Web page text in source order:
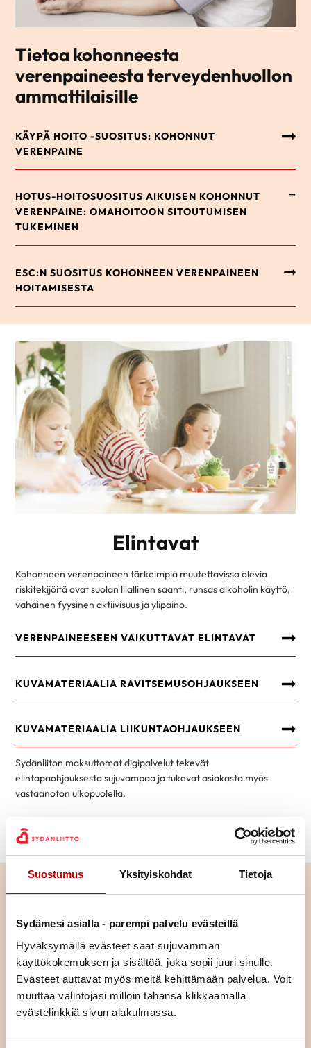
Suostumus Yksityiskohdat Tietoja
Sydämesi asialla - parempi palvelu evästeillä
Hyväksymällä evästeet saat sujuvamman
käyttökokemuksen ja sisältöä, joka sopii juuri sinulle.
Evästeet auttavat myös meitä kehittämään palvelua. Voit
muuttaa valintojasi milloin tahansa klikkaamalla
evästelinkkiä sivun alakulmassa.
Tietoa kohonneesta
verenpaineesta terveydenhuollon
ammattilaisille
KÄYPÄ HOITO -SUOSITUS: KOHONNUT
VERENPAINE
HOTUS-HOITOSUOSITUS AIKUISEN KOHONNUT
VERENPAINE: OMAHOITOON SITOUTUMISEN
TUKEMINEN
ESC:N SUOSITUS KOHONNEEN VERENPAINEEN
HOITAMISESTA
Elintavat
Kohonneen verenpaineen tärkeimpiä muutettavissa olevia
riskitekijöitä ovat suolan liiallinen saanti, runsas alkoholin käyttö,
vähäinen fyysinen aktiivisuus ja ylipaino.
VERENPAINEESEEN VAIKUTTAVAT ELINTAVAT
KUVAMATERIAALIA RAVITSEMUSOHJAUKSEEN
KUVAMATERIAALIA LIIKUNTAOHJAUKSEEN
Sydänliiton maksuttomat digipalvelut tekevät
elintapaohjauksesta sujuvampaa ja tukevat asiakasta myös
vastaanoton ulkopuolella.
TUTUSTU JA OTA KÄYTTÖÖN